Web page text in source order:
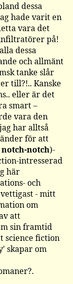
dessa
hade varit en
vara det
på!
dessa
och allmänt
tanke slår
till?!.. Kanske
eller är det
smart –
vara den
har alltså
för att
notch-notch)-
intresserad
här
och
- mitt
om
att
sin framtid
science fiction
skapar om